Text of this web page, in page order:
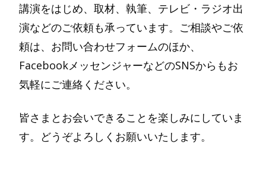
講演をはじめ、取材、執筆、テレビ・ラジオ出
演などのご依頼も承っています。ご相談やご依
頼は、お問い合わせフォームのほか、
FacebookメッセンジャーなどのSNSからもお
気軽にご連絡ください。
皆さまとお会いできることを楽しみにしていま
す。どうぞよろしくお願いいたします。